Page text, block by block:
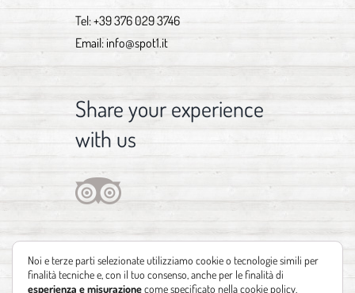
Tel:+39 376 029 3746
Email: info@spot1.it
Share your experience
with us
Noi e terze parti selezionate utilizziamo cookie o tecnologie simili per
finalità tecniche e, con il tuo consenso, anche per le finalità di
esperienza e misurazionecome specificato nellacookie policy